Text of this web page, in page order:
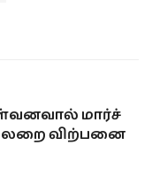
மார்ச்
விற்பனை